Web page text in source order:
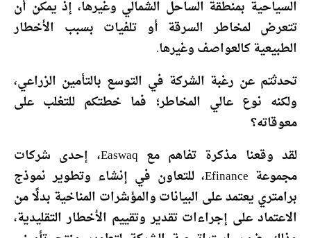
السياحية بمنطقة الساحل الشمالي وغيرها، إذ يمكن أن
تتعرض لمخاطر السرقة أو تلفيات بسبب الأخطار
الطبيعية كالعواصف وغيرها.
تحدثتم عن رغبة الشركة في التوسع بالتأمين الزراعي،
ولكنه نوع عالي المخاطر؛ فما خطتكم للتغلب على
معوقاته؟
لقد وقعنا مذكرة تفاهم مع Easwaq، إحدى شركات
مجموعة Efinance، للتعاون في إنشاء وتطوير نموذج
برامتري يعتمد على البيانات والمؤشرات المناخية بدلًا من
الاعتماد على إجراءات تقدير وتقييم الأخطار التقليدية،